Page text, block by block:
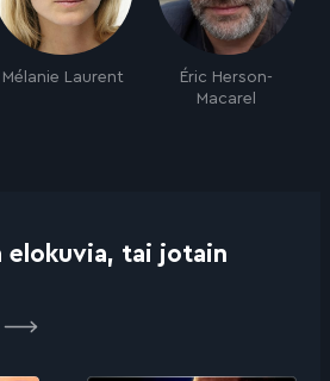
Mélanie Laurent
Éric Herson-
Macarel
elokuvia, tai jotain